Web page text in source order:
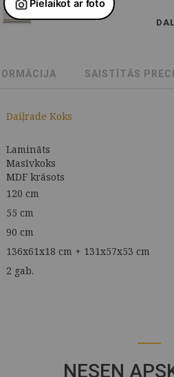
SAISTĪTĀS
Daiļrade Koks
Lamināts
Masīvkoks
MDF krāsots
120 cm
55 cm
90 cm
136x61x18 cm + 131x57x53 cm
2 gab.
NESEN